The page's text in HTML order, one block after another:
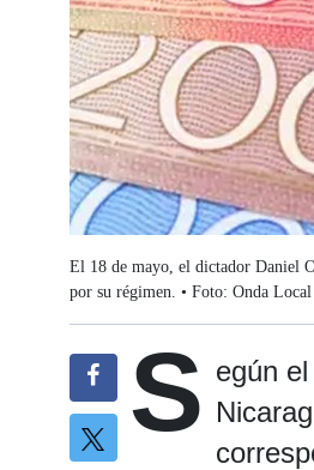
El 18 de mayo, el dictador Daniel
por su régimen. • Foto: Onda Local
S egún